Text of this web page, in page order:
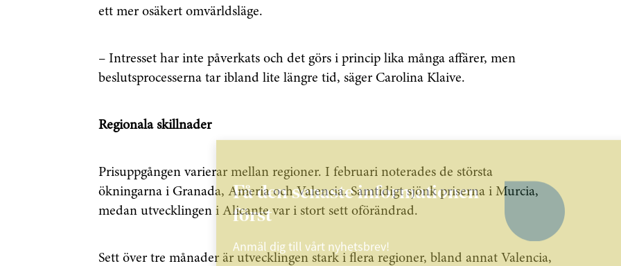
ett mer osäkert omvärldsläge.
– Intresset har inte påverkats och det görs i princip lika många affärer, men
beslutsprocesserna tar ibland lite längre tid, säger Carolina Klaive.
Regionala skillnader
Prisuppgången varierar mellan regioner. I februari noterades de största
ökningarna i Granada, Ameria och Valencia. Samtidigt sjönk priserna i Murcia,
medan utvecklingen i Alicante var i stort sett oförändrad.
Sett över tre månader är utvecklingen stark i flera regioner, bland annat Valencia,
Få den senaste informationen
först
Anmäl dig till vårt nyhetsbrev!